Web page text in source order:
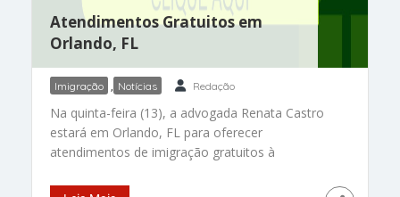
Atendimentos Gratuitos em
Orlando, FL
Imigração , Notícias Redação
Na quinta-feira (13), a advogada Renata Castro
estará em Orlando, FL para oferecer
atendimentos de imigração gratuitos à
atendido, preencha o formulário clicando no